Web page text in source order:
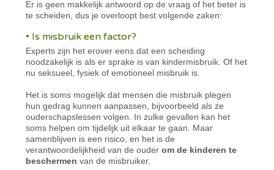
Er is geen makkelijk antwoord op de vraag of het beter is
te scheiden, dus je overloopt best volgende zaken:
• Is misbruik een factor?
Experts zijn het erover eens dat een scheiding
noodzakelijk is als er sprake is van kindermisbruik. Of het
nu seksueel, fysiek of emotioneel misbruik is.
Het is soms mogelijk dat mensen die misbruik plegen
hun gedrag kunnen aanpassen, bijvoorbeeld als ze
ouderschapslessen volgen. In zulke gevallen kan het
soms helpen om tijdelijk uit elkaar te gaan. Maar
samenblijven is een risico, en het is de
verantwoordelijkheid van de ouderom de kinderen te
beschermen van de misbruiker.